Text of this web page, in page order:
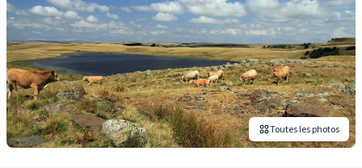
Toutes les photos